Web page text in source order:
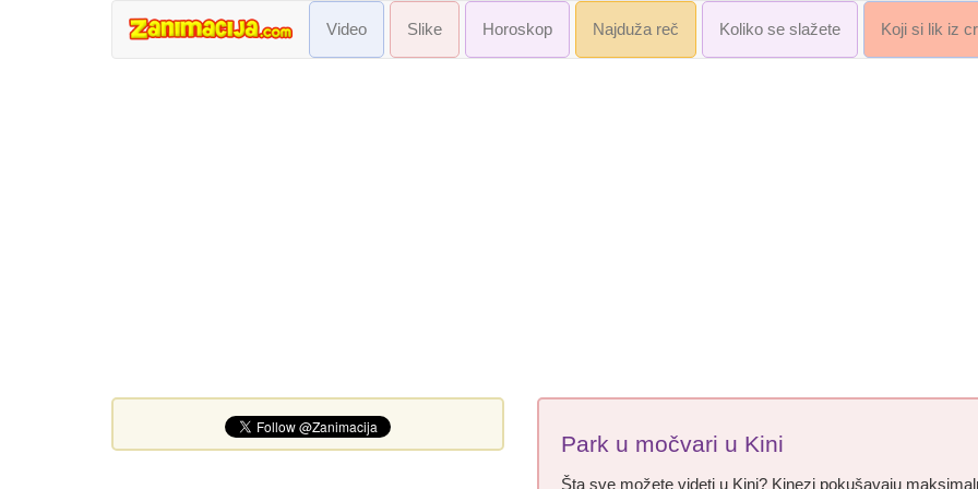
Video Slike Horoskop Najduža reč Koliko se slažete Koji si lik iz
Park u močvari u Kini
Šta sve možete videti u Kini? Kinezi pokušavaju